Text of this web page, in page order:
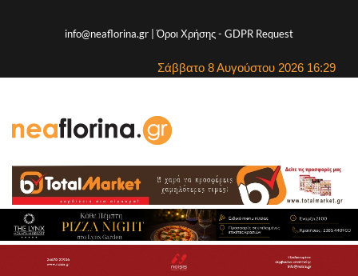
info@neaflorina.gr |Όροι Χρήσης- GDPR Request
Σάββατο 8 Αυγούστου 2026 16:29